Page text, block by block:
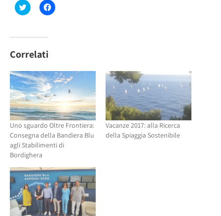
Fai
clic
su
(Si
apre
una
nuova
finestra)
Fai
clic
nuova
finestra)
Correlati
Uno sguardo Oltre Frontiera:
Consegna della Bandiera Blu
agli Stabilimenti di
Bordighera
Vacanze 2017: alla Ricerca
della Spiaggia Sostenibile